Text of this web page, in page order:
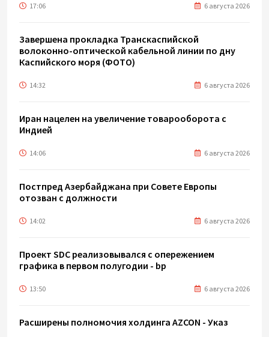
17:06 6 августа 2026
Завершена прокладка Транскаспийской
волоконно-оптической кабельной линии по дну
Каспийского моря (ФОТО)
14:32 6 августа 2026
Иран нацелен на увеличение товарооборота с
Индией
14:06 6 августа 2026
Постпред Азербайджана при Совете Европы
отозван с должности
14:02 6 августа 2026
Проект SDC реализовывался с опережением
графика в первом полугодии - bp
13:50 6 августа 2026
Расширены полномочия холдинга AZCON - Указ